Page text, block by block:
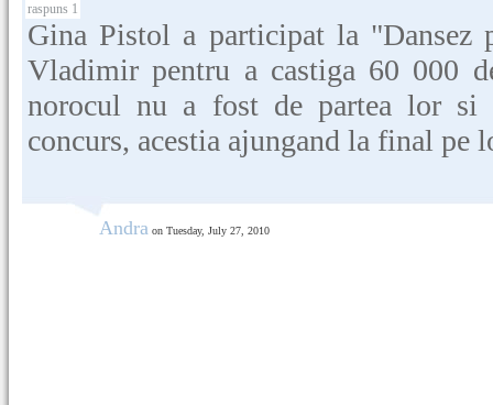
raspuns 1
Gina Pistol a participat la "Dansez
Vladimir pentru a castiga 60 000
norocul nu a fost de partea lor
concurs, acestia ajungand la final pe
Andra on Tuesday, July 27, 2010